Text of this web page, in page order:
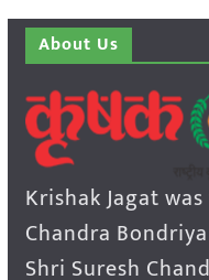
About Us
Krishak Jagat
Chandra
Shri Suresh